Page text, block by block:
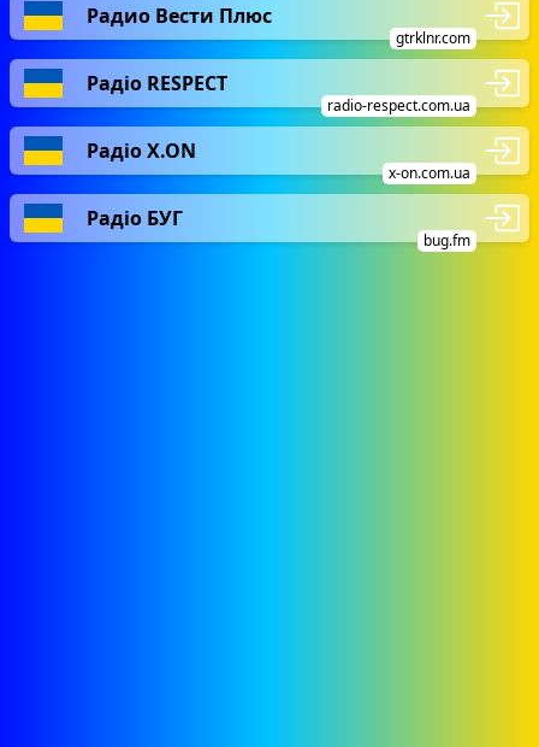
Радио Вести Плюс
gtrklnr.com
Радіо RESPECT
radio-respect.com.ua
Радіо X.ON
x-on.com.ua
Радіо БУГ
bug.fm